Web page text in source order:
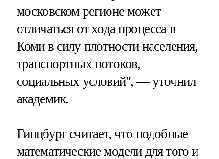
московском регионе может
отличаться от хода процесса в
Коми в силу плотности населения,
транспортных потоков,
социальных условий", — уточнил
академик.
Гинцбург считает, что подобные
математические модели для того и